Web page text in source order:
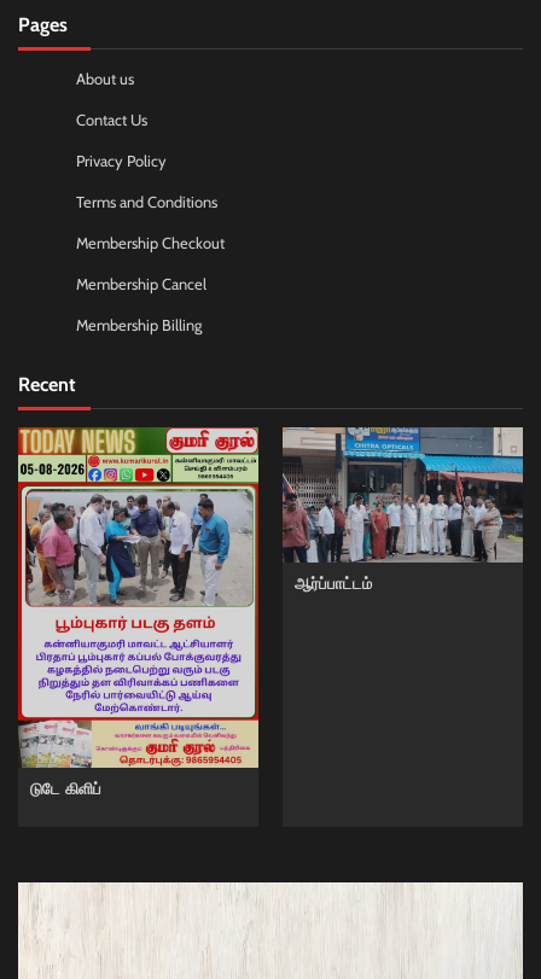
Pages
About us
Contact Us
Privacy Policy
Terms and Conditions
Membership Checkout
Membership Cancel
Membership Billing
Recent
டுடே கிளிப்
ஆர்ப்பாட்டம்